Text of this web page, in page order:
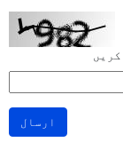
ارسال